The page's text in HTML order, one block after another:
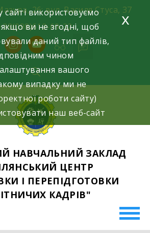
26; вул. Василя Стуса, 37
69-32.
instagram
youtube
НАВЧАЛЬНИЙ ЗАКЛАД
ЦЕНТР
І ПЕРЕПІДГОТОВКИ
КАДРІВ"
використовуємо
ви не згодні, щоб
даний тип файлів,
чином
вашого
випадку ми не
роботи сайту)
наш веб-сайт
x